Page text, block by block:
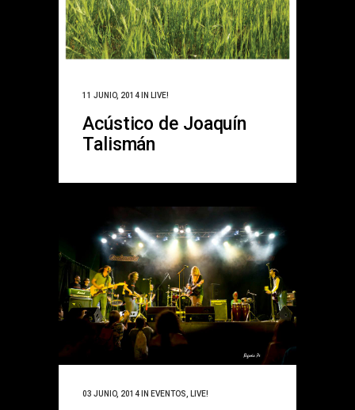
11 JUNIO, 2014 IN LIVE!
Acústico de Joaquín
Talismán
03 JUNIO, 2014 IN EVENTOS LIVE!